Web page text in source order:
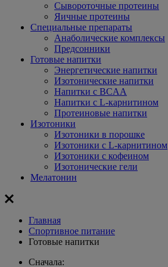
Сывороточные протеины
Яичные протеины
Специальные препараты
Анаболические комплексы
Предсонники
Готовые напитки
Энергетические напитки
Изотонические напитки
Напитки с BCAA
Напитки с L-карнитином
Протеиновые напитки
Изотоники
Изотоники в порошке
Изотоники с L-карнитином
Изотоники с кофеином
Изотонические гели
Мелатонин
Главная
Спортивное питание
Готовые напитки
Сначала: